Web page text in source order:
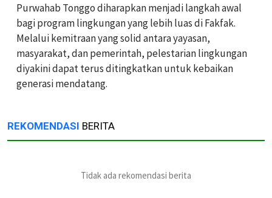
Purwahab Tonggo diharapkan menjadi langkah awal
bagi program lingkungan yang lebih luas di Fakfak.
Melalui kemitraan yang solid antara yayasan,
masyarakat, dan pemerintah, pelestarian lingkungan
diyakini dapat terus ditingkatkan untuk kebaikan
generasi mendatang.
REKOMENDASI BERITA
Tidak ada rekomendasi berita